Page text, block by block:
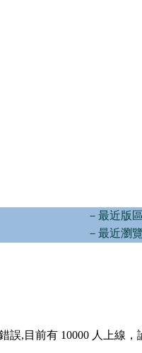
－最近版
－最近瀏
誤,目前有 10000 人上線